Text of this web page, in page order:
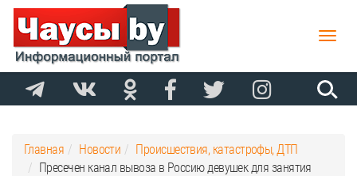
Toggle
Главная Новости
Происшествия, катастрофы, ДТП
Пресечен канал вывоза в Россию девушек для занятия